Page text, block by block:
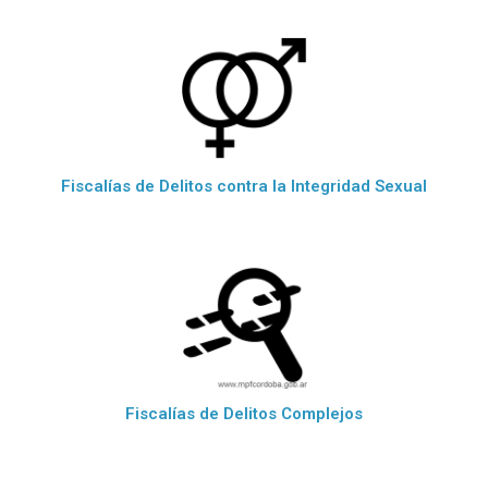
Fiscalías de Delitos contra la Integridad Sexual
Fiscalías de Delitos Complejos